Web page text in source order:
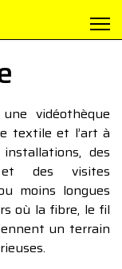
vidéothèque
textile et l’art à
des
et des visites
moins longues
où la fibre, le fil
un terrain